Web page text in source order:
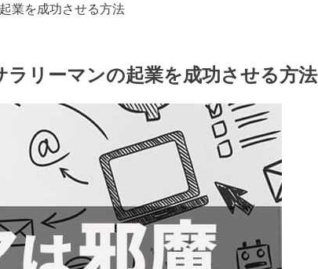
業を成功させる方法
リーマンの起業を成功させる方法